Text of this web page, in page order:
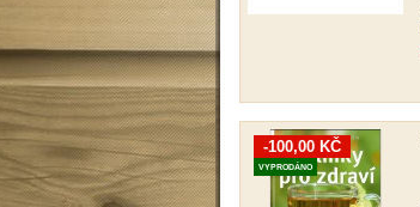
-100,00 KČ
VYPRODÁNO